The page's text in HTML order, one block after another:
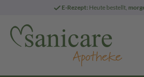
E-Rezept: Heute bestellt,